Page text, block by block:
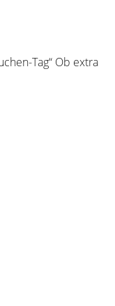
Tag“ Ob extra